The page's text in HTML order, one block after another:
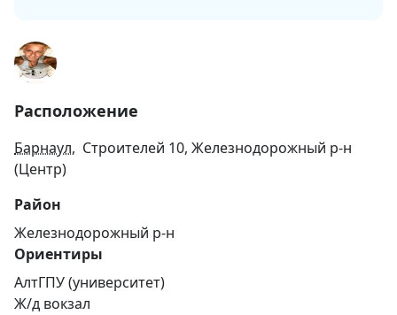
Расположение
Барнаул, Строителей 10, Железнодорожный р-н
(Центр)
Район
Железнодорожный р-н
Ориентиры
АлтГПУ (университет)
Ж/д вокзал